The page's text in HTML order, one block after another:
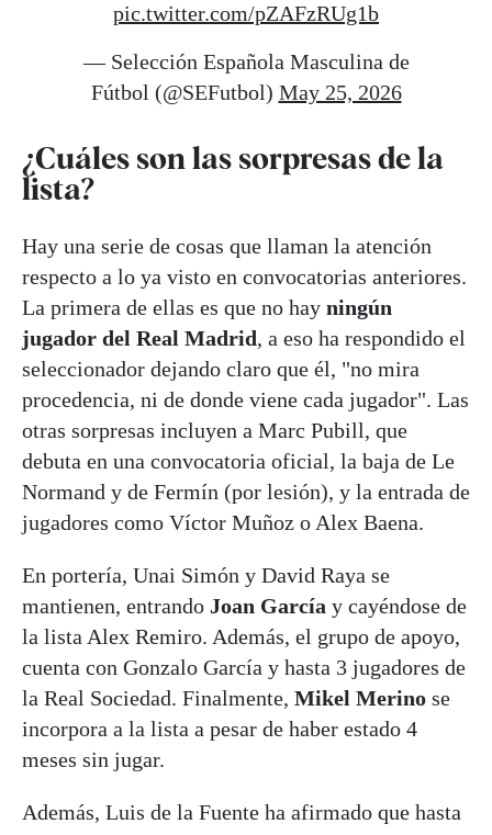
pic.twitter.com/pZAFzRUg1b
— Selección Española Masculina de
Fútbol (@SEFutbol) May 25, 2026
¿Cuáles son las sorpresas de la
lista?
Hay una serie de cosas que llaman la atención
respecto a lo ya visto en convocatorias anteriores.
La primera de ellas es que no hay ningún
jugador del Real Madrid, a eso ha respondido el
seleccionador dejando claro que él, "no mira
procedencia, ni de donde viene cada jugador". Las
otras sorpresas incluyen a Marc Pubill, que
debuta en una convocatoria oficial, la baja de Le
Normand y de Fermín (por lesión), y la entrada de
jugadores como Víctor Muñoz o Alex Baena.
En portería, Unai Simón y David Raya se
mantienen, entrando Joan García y cayéndose de
la lista Alex Remiro. Además, el grupo de apoyo,
cuenta con Gonzalo García y hasta 3 jugadores de
la Real Sociedad. Finalmente, Mikel Merino se
incorpora a la lista a pesar de haber estado 4
meses sin jugar.
Además, Luis de la Fuente ha afirmado que hasta